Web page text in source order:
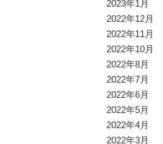
2023年1月
2022年12月
2022年11月
2022年10月
2022年8月
2022年7月
2022年6月
2022年5月
2022年4月
2022年3月